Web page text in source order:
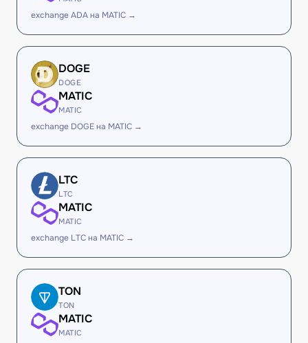
exchange ADA на MATIC →
DOGE
DOGE
MATIC
MATIC
exchange DOGE на MATIC →
LTC
LTC
MATIC
MATIC
exchange LTC на MATIC →
TON
TON
MATIC
MATIC